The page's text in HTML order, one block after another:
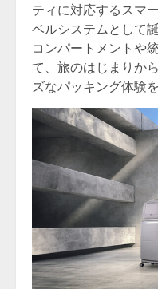
ティに対応するスマ
ベルシステムとして
コンパートメントや
て、旅のはじまりか
ズなパッキング体験